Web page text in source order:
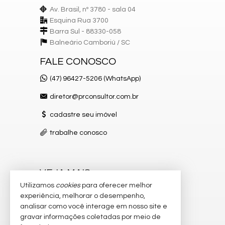
Av. Brasil, nº 3780 - sala 04
Esquina Rua 3700
Barra Sul - 88330-058
Balneário Camboriú / SC
FALE CONOSCO
(47) 96427-5206 (WhatsApp)
diretor@prconsultor.com.br
cadastre seu imóvel
trabalhe conosco
VEJA MAIS
receba nosso newsletter
indicadores financeiros
Utilizamos cookiespara oferecer melhor
experiência, melhorar o desempenho,
analisar como você interage em nosso site e
gravar informações coletadas por meio de